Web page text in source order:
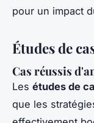
pour un impact
Études de
Cas réussis
Les études de
que les